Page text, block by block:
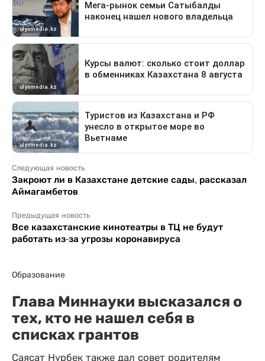
Следующая новость
Закроют ли в Казахстане детские сады, рассказал
Аймагамбетов
Предыдущая новость
Все казахстанские кинотеатры в ТЦ не будут
работать из-за угрозы коронавируса
Образование
Глава Миннауки высказался о
тех, кто не нашел себя в
списках грантов
Саясат Нурбек также дал совет родителям